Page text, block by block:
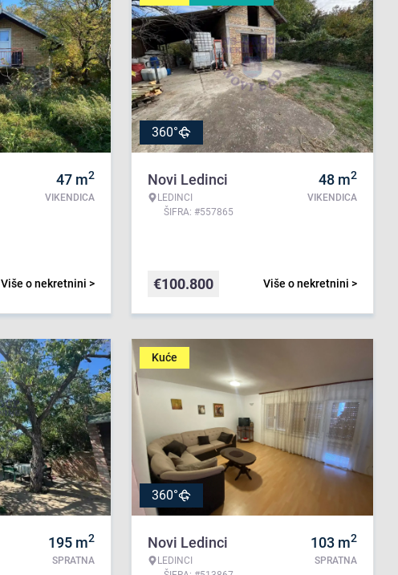
47 m2
VIKENDICA
Više o nekretnini >
360°
Novi Ledinci
LEDINCI
ŠIFRA: #557865
48 m2
VIKENDICA
Više o nekretnini >
€100.800
195 m2
SPRATNA
Kuće
360°
Novi Ledinci
LEDINCI
103 m2
SPRATNA